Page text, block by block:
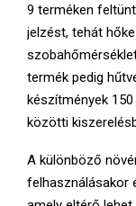
9 terméken
jelzést, tehát
termék pedig
készítmények
közötti
A különböző
felhasználásakor